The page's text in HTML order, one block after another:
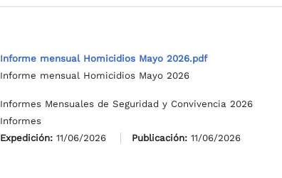
Informe mensual Homicidios Mayo 2026.pdf
Informe mensual Homicidios Mayo 2026
Informes Mensuales de Seguridad y Convivencia 2026
Informes
Expedición: 11/06/2026 Publicación: 11/06/2026